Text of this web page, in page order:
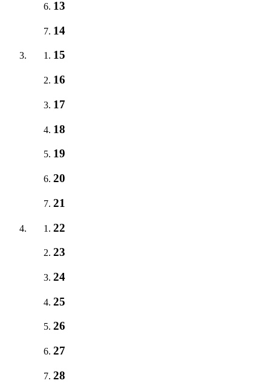
13
14
15
16
17
18
19
20
21
22
23
24
25
26
27
28